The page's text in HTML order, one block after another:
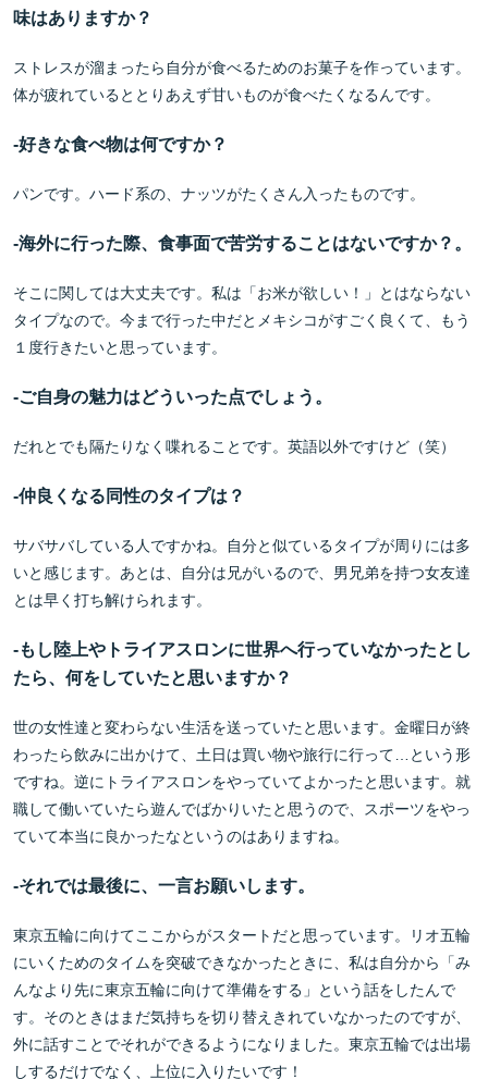
味はありますか？
ストレスが溜まったら自分が食べるためのお菓子を作っています。
体が疲れているととりあえず甘いものが食べたくなるんです。
-好きな食べ物は何ですか？
パンです。ハード系の、ナッツがたくさん入ったものです。
-海外に行った際、食事面で苦労することはないですか？。
そこに関しては大丈夫です。私は「お米が欲しい！」とはならない
タイプなので。今まで行った中だとメキシコがすごく良くて、もう
１度行きたいと思っています。
-ご自身の魅力はどういった点でしょう。
だれとでも隔たりなく喋れることです。英語以外ですけど（笑）
-仲良くなる同性のタイプは？
サバサバしている人ですかね。自分と似ているタイプが周りには多
いと感じます。あとは、自分は兄がいるので、男兄弟を持つ女友達
とは早く打ち解けられます。
-もし陸上やトライアスロンに世界へ行っていなかったとし
たら、何をしていたと思いますか？
世の女性達と変わらない生活を送っていたと思います。金曜日が終
わったら飲みに出かけて、土日は買い物や旅行に行って…という形
ですね。逆にトライアスロンをやっていてよかったと思います。就
職して働いていたら遊んでばかりいたと思うので、スポーツをやっ
ていて本当に良かったなというのはありますね。
-それでは最後に、一言お願いします。
東京五輪に向けてここからがスタートだと思っています。リオ五輪
にいくためのタイムを突破できなかったときに、私は自分から「み
んなより先に東京五輪に向けて準備をする」という話をしたんで
す。そのときはまだ気持ちを切り替えきれていなかったのですが、
外に話すことでそれができるようになりました。東京五輪では出場
しするだけでなく、上位に入りたいです！